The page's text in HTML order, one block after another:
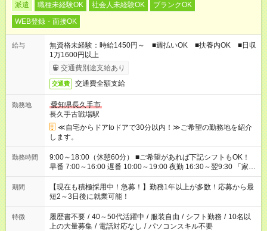
派遣 職種未経験OK 社会人未経験OK
ブランクOK
WEB登録・面接OK
給与
無資格未経験：時給1450円～ ■週払いOK ■扶養内OK ■日収
1万1600円以上
交通費別途支給あり
交通費 交通費全額支給
勤務地
愛知県長久手市
長久手古戦場駅
≪自宅からドアtoドアで30分以内！≫ご希望の勤務地を紹介
します。
勤務時間
9:00～18:00（休憩60分） ■ご希望があれば下記シフトもOK！
早番 7:00～16:00 遅番 10:00～19:00 夜勤 16:30～翌9:30 「家族
と休みを合わせたい」 「余裕を持って夕飯の準備がしたい」
「できれば残業はしたくない」 など、ご希望を教えてください
ね。 ※Wワーク希望の方へ 今ご覧のお仕事で希望する勤務時間
と、もう1つのお仕事の勤務時間。 合計で週40時間を超える場
合は応募できません。
期間
【現在も積極採用中！急募！】勤務1年以上が多数！応募から最
短2～3日後に就業可能！
特徴 履歴書不要 / 40～50代活躍中 / 服装自由 / シフト勤務 / 10名以
上の大量募集 / 電話対応なし / パソコンスキル不要